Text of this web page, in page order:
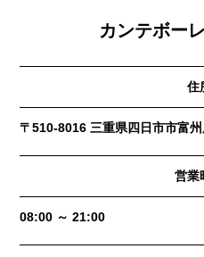
カンテボー
住
〒510-8016 三重県四日市市富
営業
08:00 ～ 21:00